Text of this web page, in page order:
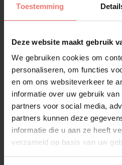
Toestemming
Deze website maakt gebruik
We gebruiken cookies om
personaliseren, om functies
en om ons websiteverkeer te
informatie over uw gebruik
partners voor social media,
partners kunnen deze
informatie die u aan ze heeft
verzameld op basis van uw
en nominaties op: een 3FM
Jaar’ van Qmusic. Ook zijn
Zangers
maakte diepe
populariteit enorm.
Claude boeken
Wil jij Claude boeken voor
dan contact op met
Lukassen. Wij zorgen voor
professionele afhandeling
de volledige